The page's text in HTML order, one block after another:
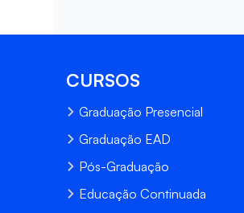
CURSOS
Graduação Presencial
Graduação EAD
Pós-Graduação
Educação Continuada